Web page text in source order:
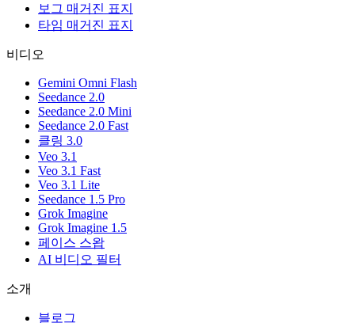
보그 매거진 표지
타임 매거진 표지
비디오
Gemini Omni Flash
Seedance 2.0
Seedance 2.0 Mini
Seedance 2.0 Fast
클링 3.0
Veo 3.1
Veo 3.1 Fast
Veo 3.1 Lite
Seedance 1.5 Pro
Grok Imagine
Grok Imagine 1.5
페이스 스왑
AI 비디오 필터
소개
블로그